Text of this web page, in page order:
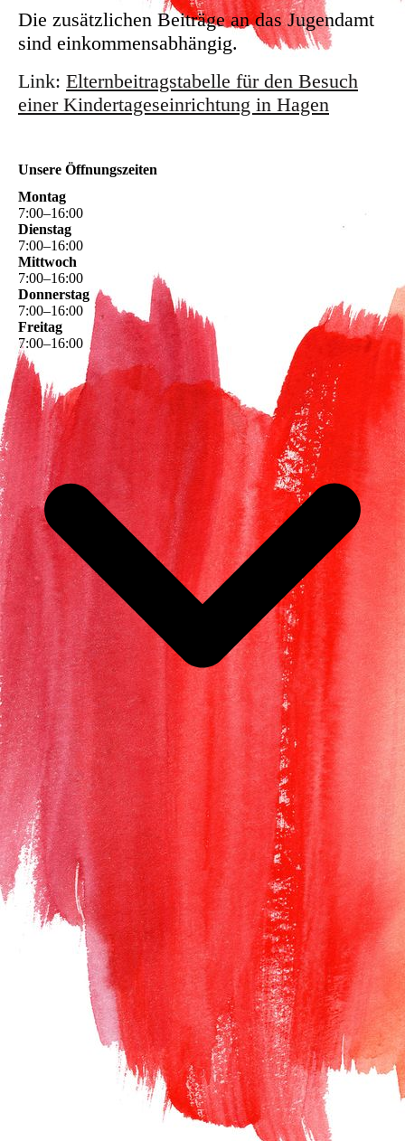
Die zusätzlichen Beiträge an das Jugendamt
sind einkommensabhängig.
Link: Elternbeitragstabelle für den Besuch
einer Kindertageseinrichtung in Hagen
Unsere Öffnungszeiten
Montag
7:00–16:00
Dienstag
7:00–16:00
Mittwoch
7:00–16:00
Donnerstag
7:00–16:00
Freitag
7:00–16:00